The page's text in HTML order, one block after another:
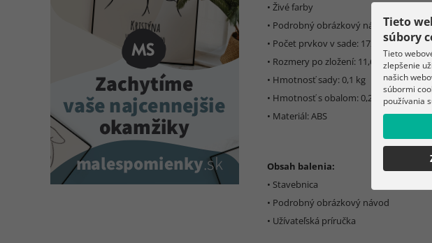
• Živé farby
• Podrobný obrázkový návod
• Počet prvkov v sade: 172
• Rozmery po zložení: 11,6 x 13,5 cm
• Hmotnosť sady: 0,1 kg
• Hmotnosť s obalom: 0,21 kg
• Materiál: ABS
Obsah balenia:
• Stavebnica
• Podrobný obrázkový návod
• Užívateľská príručka
Tieto
súbory
Tieto
zlepšenie
našich
súbormi
používania